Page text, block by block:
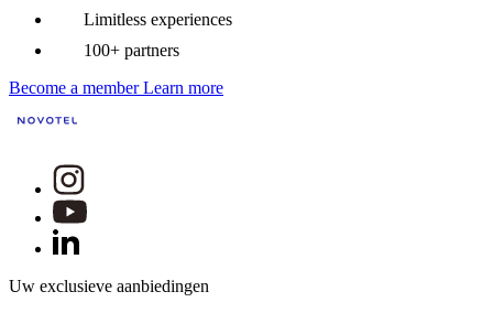
Limitless experiences
100+ partners
Become a member Learn more
Uw exclusieve aanbiedingen